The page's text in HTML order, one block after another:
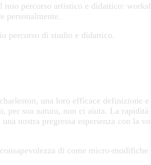
percorso artistico e didattico:
personalmente.
percorso di studio e didattico.
una loro efficace definizione
sua natura, non ci aiuta. La
nostra pregressa esperienza con la
di come micro-